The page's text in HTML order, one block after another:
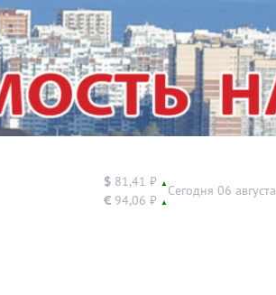
$ 81,41 ₽ ▲
€ 94,06 ₽ ▲
Сегодня 06 августа